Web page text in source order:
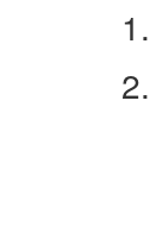
1.
2.